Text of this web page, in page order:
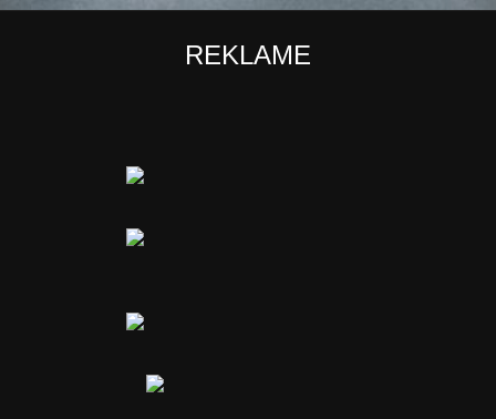
REKLAME